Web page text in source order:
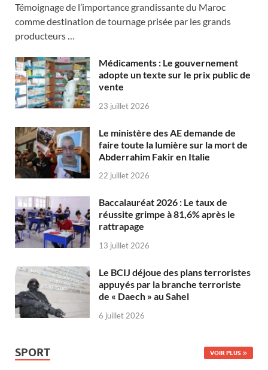
Témoignage de l’importance grandissante du Maroc
comme destination de tournage prisée par les grands
producteurs …
Médicaments : Le gouvernement
adopte un texte sur le prix public de
vente
23 juillet 2026
Le ministère des AE demande de
faire toute la lumière sur la mort de
Abderrahim Fakir en Italie
22 juillet 2026
Baccalauréat 2026 : Le taux de
réussite grimpe à 81,6% après le
rattrapage
13 juillet 2026
Le BCIJ déjoue des plans terroristes
appuyés par la branche terroriste
de « Daech » au Sahel
6 juillet 2026
SPORT VOIR PLUS